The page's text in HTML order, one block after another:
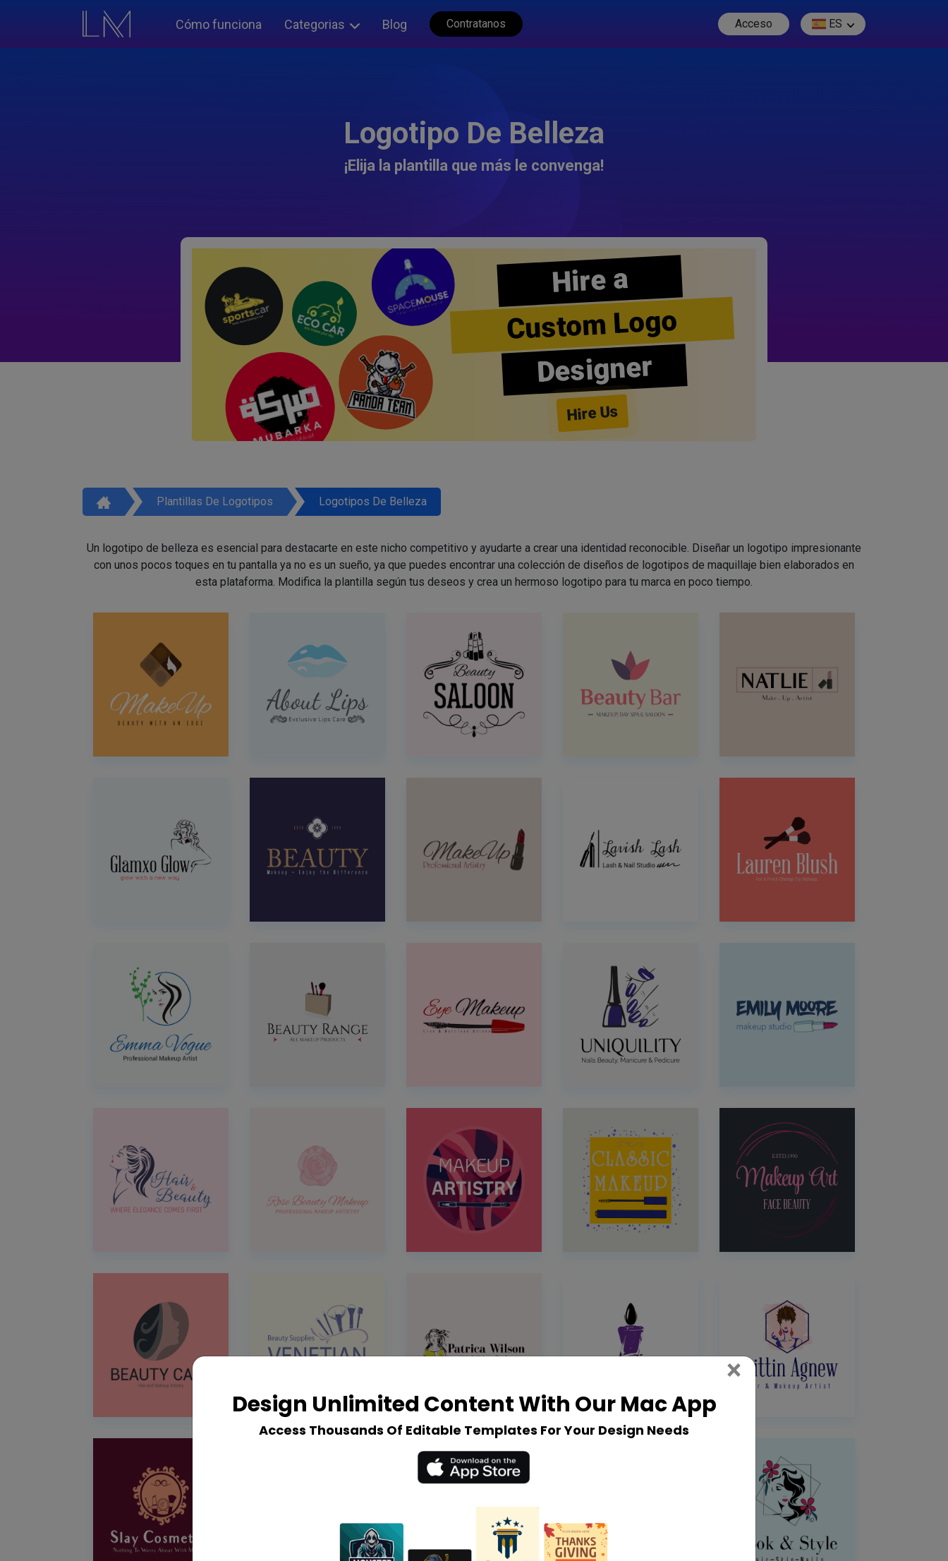
Cómo funciona Categorias Blog Contratanos Acceso ES
Logotipo De Belleza
¡Elija la plantilla que más le convenga!
Hire a
Custom Logo
Designer
Hire Us
Plantillas De Logotipos Logotipos De Belleza
Un logotipo de belleza es esencial para destacarte en este nicho competitivo y ayudarte a crear una identidad reconocible. Diseñar un logotipo impresionante
con unos pocos toques en tu pantalla ya no es un sueño, ya que puedes encontrar una colección de diseños de logotipos de maquillaje bien elaborados en
esta plataforma. Modifica la plantilla según tus deseos y crea un hermoso logotipo para tu marca en poco tiempo.
Design Unlimited Content With Our Mac App
Access Thousands Of Editable Templates For Your Design Needs
× Close